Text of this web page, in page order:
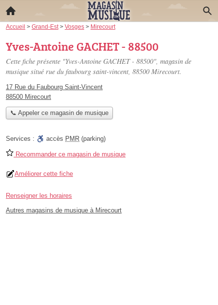
Accueil > Grand-Est > Vosges > Mirecourt
Yves-Antoine GACHET - 88500
Cette fiche présente "Yves-Antoine GACHET - 88500", magasin de
musique situé rue du faubourg saint-vincent, 88500 Mirecourt.
17 Rue du Faubourg Saint-Vincent
88500 Mirecourt
📞 Appeler ce magasin de musique
Services : accès PMR (parking)
Recommander ce magasin de musique
Améliorer cette fiche
Renseigner les horaires
Autres magasins de musique à Mirecourt